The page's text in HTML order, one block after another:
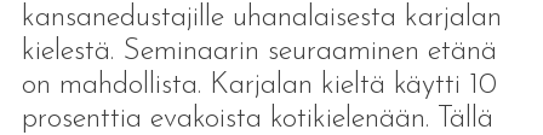
kansanedustajille uhanalaisesta karjalan
kielestä. Seminaarin seuraaminen etänä
on mahdollista. Karjalan kieltä käytti 10
prosenttia evakoista kotikielenään. Tällä